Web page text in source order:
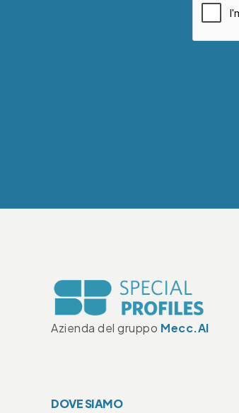
Azienda del gruppo Mecc.Al
DOVE SIAMO